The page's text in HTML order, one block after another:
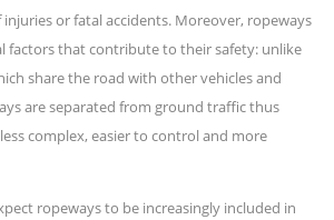
or fatal accidents. Moreover, ropeways
factors that contribute to their safety: unlike
share the road with other vehicles and
are separated from ground traffic thus
complex, easier to control and more
ropeways to be increasingly included in